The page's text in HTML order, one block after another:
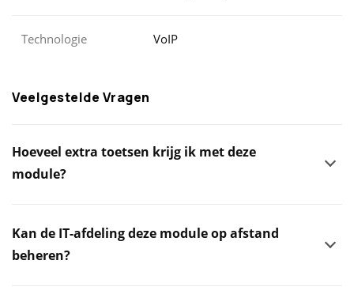
Technologie VoIP
Veelgestelde Vragen
Hoeveel extra toetsen krijg ik met deze
module?
Kan de IT-afdeling deze module op afstand
beheren?